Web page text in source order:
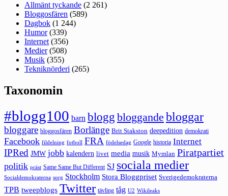
Allmänt tyckande (2 261)
Bloggosfären (589)
Dagbok (1 244)
Humor(339)
Internet (356)
Medier(508)
Musik (355)
Tekniknörderi (265)
Taxonomin
#blogg100 barn blogg bloggande bloggar
bloggare bloggosfären Borlänge Brit Stakston deepedition demokrati
Facebook fildelning fotboll FRA födelsedag Google historia Internet
IPRed JMW jobb kalendern livet media musik Mymlan Piratpartiet
politik präst Same Same But Different SJ sociala medier
Socialdemokraterna sorg Stockholm Stora Bloggpriset Sverigedemokraterna
TPB tweepblogs Twitter tävling tåg U2 Wikileaks